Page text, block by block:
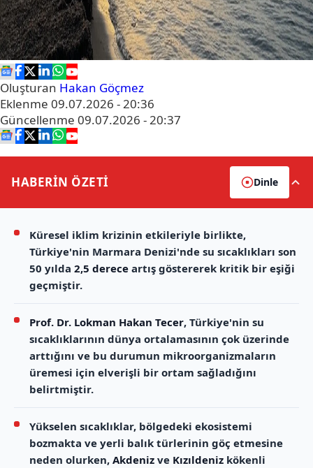
Oluşturan Hakan Göçmez
Eklenme 09.07.2026 - 20:36
Güncellenme 09.07.2026 - 20:37
HABERİN ÖZETİ Dinle
Küresel iklim krizinin etkileriyle birlikte,
Türkiye'nin Marmara Denizi'nde su sıcaklıkları son
50 yılda 2,5 derece artış göstererek kritik bir eşiği
geçmiştir.
Prof. Dr. Lokman Hakan Tecer, Türkiye'nin su
sıcaklıklarının dünya ortalamasının çok üzerinde
arttığını ve bu durumun mikroorganizmaların
üremesi için elverişli bir ortam sağladığını
belirtmiştir.
Yükselen sıcaklıklar, bölgedeki ekosistemi
bozmakta ve yerli balık türlerinin göç etmesine
neden olurken, Akdeniz ve Kızıldeniz kökenli